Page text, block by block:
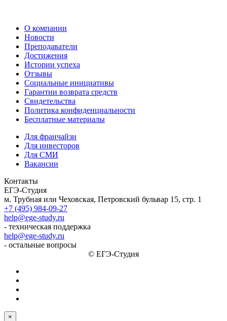
О компании
Новости
Преподаватели
Достижения
Истории успеха
Отзывы
Социальные инициативы
Гарантии возврата средств
Свидетельства
Политика конфиденциальности
Бесплатные материалы
Для франчайзи
Для инвесторов
Для СМИ
Вакансии
Контакты
ЕГЭ-Студия
м. Трубная или Чеховская, Петровский бульвар 15, стр. 1
+7 (495) 984-09-27
help@ege-study.ru
- техническая поддержка
help@ege-study.ru
- остальные вопросы
© ЕГЭ-Студия
×